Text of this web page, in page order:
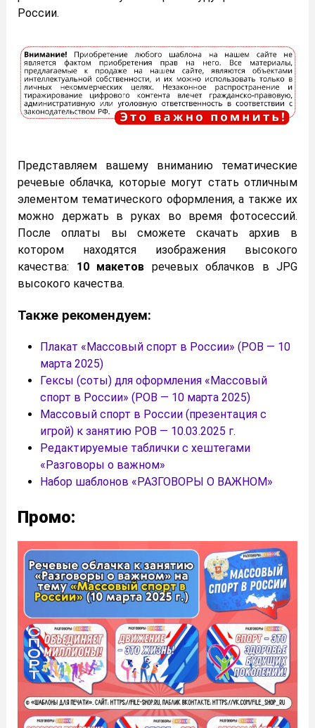
России.
Представляем вашему вниманию тематические
речевые облачка, которые могут стать отличным
элементом тематического оформления, а также их
можно держать в руках во время фотосессий.
После оплаты вы сможете скачать архив в
котором находятся изображения высокого
качества: 10 макетов речевых облачков в JPG
высокого качества.
Также рекомендуем:
Плакат «Массовый спорт в России» (РОВ — 10
марта 2025)
Гексы (соты) для оформления «Массовый
спорт в России» (РОВ — 10 марта 2025)
Массовый спорт в России (презентация с
игрой) к занятию РОВ — 10.03.2025 г.
Редактируемые таблички с хештегами
«Разговоры о важном»
Набор шаблонов «РАЗГОВОРЫ О ВАЖНОМ»
Промо: